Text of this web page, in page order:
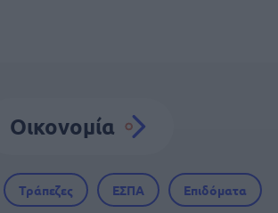
Οικονομία
Τράπεζες ΕΣΠΑ Επιδόματα